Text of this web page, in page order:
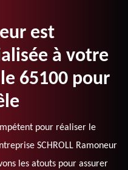
est
à votre
65100 pour
pour réaliser le
SCHROLL Ramoneur
les atouts pour assurer